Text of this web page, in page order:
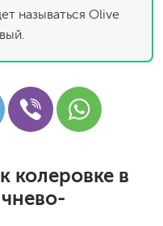
называться Olive
колеровке в